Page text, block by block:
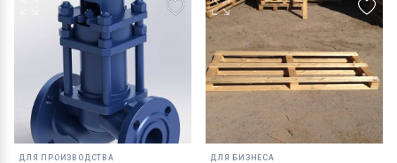
ДЛЯ ПРОИЗВОДСТВА ДЛЯ БИЗНЕСА